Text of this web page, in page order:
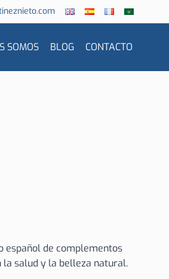
SOMOS BLOG CONTACTO
español de complementos
salud y la belleza natural.